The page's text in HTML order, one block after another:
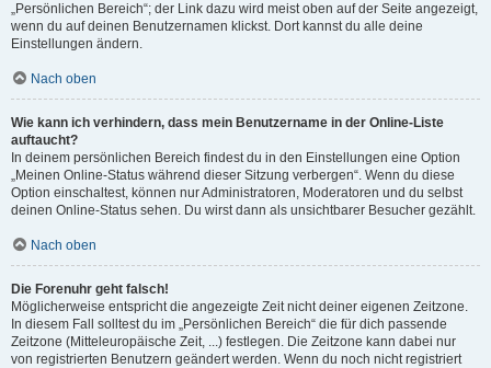
„Persönlichen Bereich“; der Link dazu wird meist oben auf der Seite angezeigt,
wenn du auf deinen Benutzernamen klickst. Dort kannst du alle deine
Einstellungen ändern.
Nach oben
Wie kann ich verhindern, dass mein Benutzername in der Online-Liste
auftaucht?
In deinem persönlichen Bereich findest du in den Einstellungen eine Option
„Meinen Online-Status während dieser Sitzung verbergen“. Wenn du diese
Option einschaltest, können nur Administratoren, Moderatoren und du selbst
deinen Online-Status sehen. Du wirst dann als unsichtbarer Besucher gezählt.
Nach oben
Die Forenuhr geht falsch!
Möglicherweise entspricht die angezeigte Zeit nicht deiner eigenen Zeitzone.
In diesem Fall solltest du im „Persönlichen Bereich“ die für dich passende
Zeitzone (Mitteleuropäische Zeit, ...) festlegen. Die Zeitzone kann dabei nur
von registrierten Benutzern geändert werden. Wenn du noch nicht registriert